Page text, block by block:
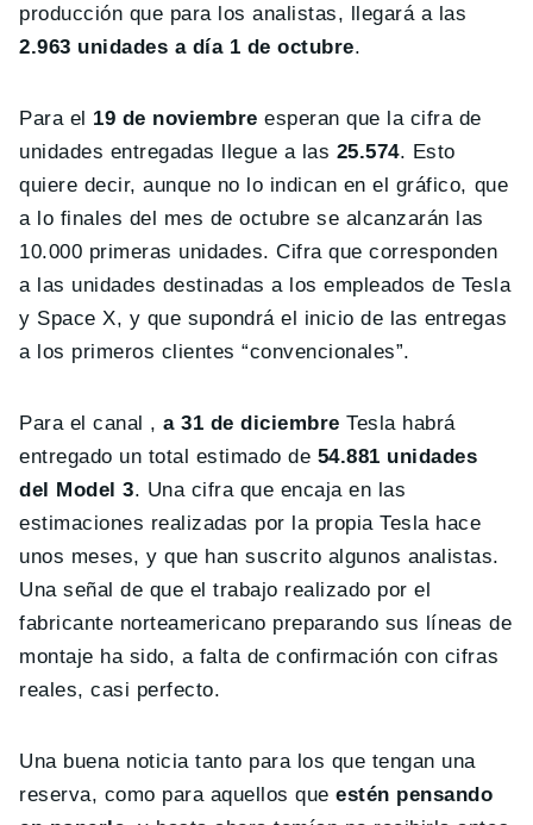
producción que para los analistas, llegará a las
2.963 unidades a día 1 de octubre.
Para el 19 de noviembre esperan que la cifra de
unidades entregadas llegue a las 25.574. Esto
quiere decir, aunque no lo indican en el gráfico, que
a lo finales del mes de octubre se alcanzarán las
10.000 primeras unidades. Cifra que corresponden
a las unidades destinadas a los empleados de Tesla
y Space X, y que supondrá el inicio de las entregas
a los primeros clientes “convencionales”.
Para el canal ,a 31 de diciembre Tesla habrá
entregado un total estimado de 54.881 unidades
del Model 3. Una cifra que encaja en las
estimaciones realizadas por la propia Tesla hace
unos meses, y que han suscrito algunos analistas.
Una señal de que el trabajo realizado por el
fabricante norteamericano preparando sus líneas de
montaje ha sido, a falta de confirmación con cifras
reales, casi perfecto.
Una buena noticia tanto para los que tengan una
reserva, como para aquellos queestén pensando